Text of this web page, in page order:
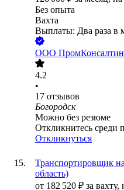
Без опыта
Вахта
Выплаты: Два раза в
ООО
4.2
•
17 отзывов
Богородск
Можно без резюме
Откликнитесь среди
Откликнуться
Транспортировщик
область)
от 182 520 ₽ за вахту,